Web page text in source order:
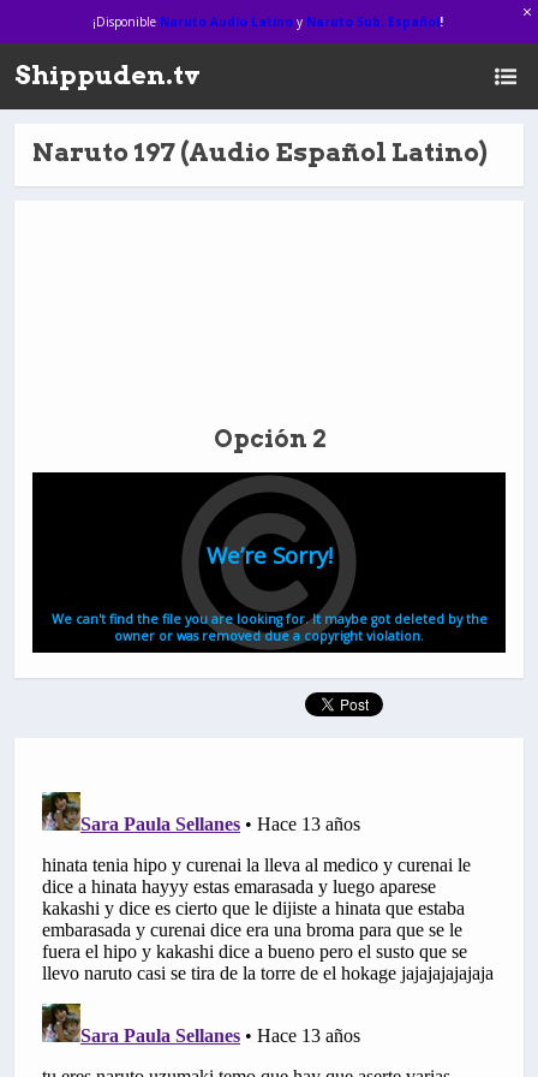
¡Disponible Naruto Audio Latinoy Naruto Sub. Español!
Shippuden.tv
Naruto 197 (Audio Español Latino)
Opción 2